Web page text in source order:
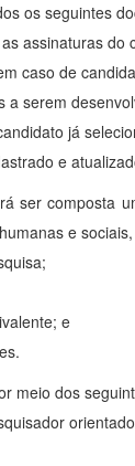
os seguintes
assinaturas
caso de
serem
já
e
ser composta
e
e
meio dos